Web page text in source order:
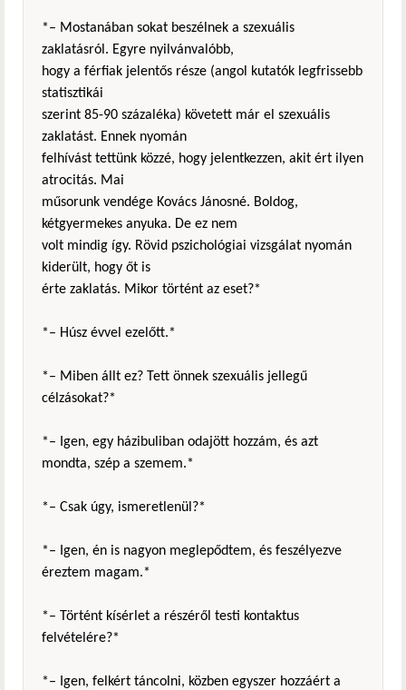
*– Mostanában sokat beszélnek a szexuális
zaklatásról. Egyre nyilvánvalóbb,
hogy a férfiak jelentős része (angol kutatók legfrissebb
statisztikái
szerint 85-90 százaléka) követett már el szexuális
zaklatást. Ennek nyomán
felhívást tettünk közzé, hogy jelentkezzen, akit ért ilyen
atrocitás. Mai
műsorunk vendége Kovács Jánosné. Boldog,
kétgyermekes anyuka. De ez nem
volt mindig így. Rövid pszichológiai vizsgálat nyomán
kiderült, hogy őt is
érte zaklatás. Mikor történt az eset?*
*– Húsz évvel ezelőtt.*
*– Miben állt ez? Tett önnek szexuális jellegű
célzásokat?*
*– Igen, egy házibuliban odajött hozzám, és azt
mondta, szép a szemem.*
*– Csak úgy, ismeretlenül?*
*– Igen, én is nagyon meglepődtem, és feszélyezve
éreztem magam.*
*– Történt kísérlet a részéről testi kontaktus
felvételére?*
*– Igen, felkért táncolni, közben egyszer hozzáért a